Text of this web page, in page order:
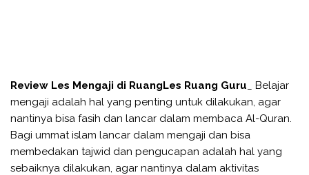
Review Les Mengaji di RuangLes Ruang Guru _ Belajar
mengaji adalah hal yang penting untuk dilakukan, agar
nantinya bisa fasih dan lancar dalam membaca Al-Quran.
Bagi ummat islam lancar dalam mengaji dan bisa
membedakan tajwid dan pengucapan adalah hal yang
sebaiknya dilakukan, agar nantinya dalam aktivitas